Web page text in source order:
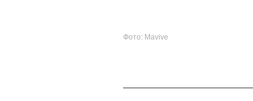
Фото: Mavive